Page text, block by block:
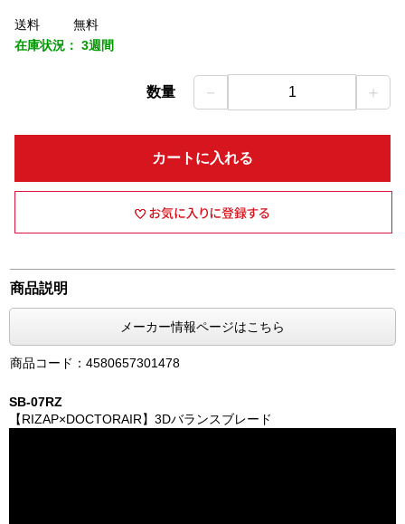
送料
無料
在庫状況： 3週間
数量 － 1 ＋
カートに入れる
商品説明
メーカー情報ページはこちら
商品コード：4580657301478
SB-07RZ
【RIZAP×DOCTORAIR】3Dバランスブレード